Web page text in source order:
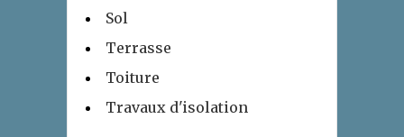
Sol
Terrasse
Toiture
Travaux d'isolation